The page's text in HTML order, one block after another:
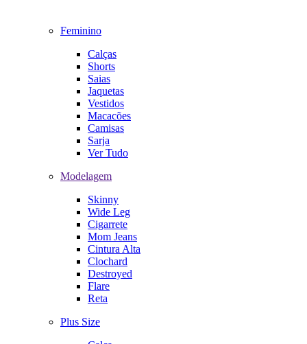
Feminino
Calças
Shorts
Saias
Jaquetas
Vestidos
Macacões
Camisas
Sarja
Ver Tudo
Modelagem
Skinny
Wide Leg
Cigarrete
Mom Jeans
Cintura Alta
Clochard
Destroyed
Flare
Reta
Plus Size